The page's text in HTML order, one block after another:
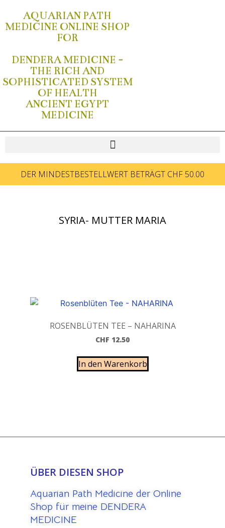
AQUARIAN PATH
MEDICINE ONLINE SHOP
FOR
DENDERA MEDICINE -
THE RICH AND
SOPHISTICATED SYSTEM
OF HEALTH
ANCIENT EGYPT
MEDICINE
DER MINDESTBESTELLWERT BETRÄGT CHF 50.00
SYRIA- MUTTER MARIA
ROSENBLÜTEN TEE – NAHARINA
CHF 12.50
In den Warenkorb
ÜBER DIESEN SHOP
Aquarian Path Medicine der Online
Shop für meine DENDERA
MEDICINE